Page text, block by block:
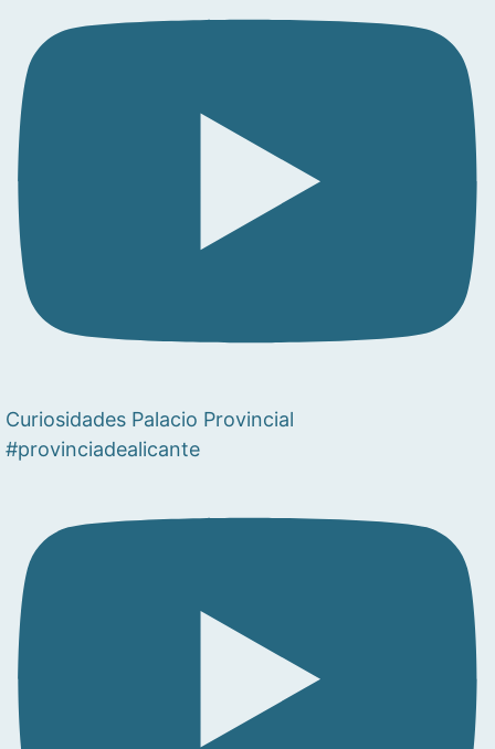
Curiosidades Palacio Provincial
#provinciadealicante